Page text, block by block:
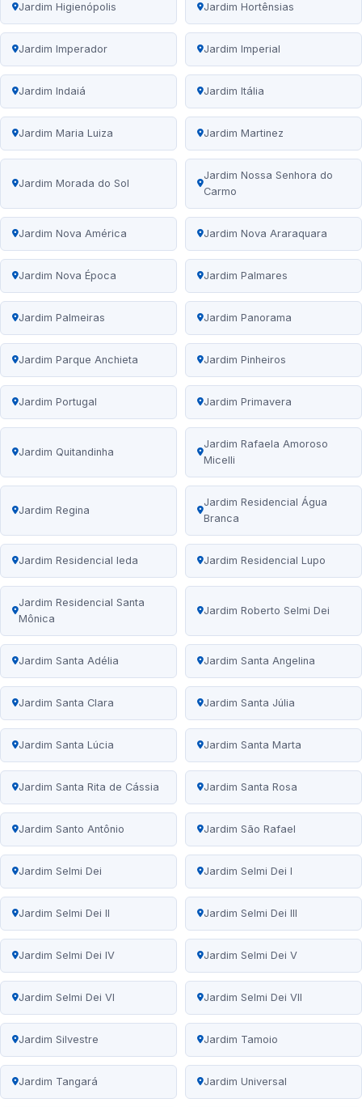
Jardim Higienópolis Jardim Hortênsias
Jardim Imperador Jardim Imperial
Jardim Indaiá Jardim Itália
Jardim Maria Luiza Jardim Martinez
Jardim Morada do Sol
Jardim Nossa Senhora do
Carmo
Jardim Nova América Jardim Nova Araraquara
Jardim Nova Época Jardim Palmares
Jardim Palmeiras Jardim Panorama
Jardim Parque Anchieta Jardim Pinheiros
Jardim Portugal Jardim Primavera
Jardim Quitandinha
Jardim Rafaela Amoroso
Micelli
Jardim Regina
Jardim Residencial Água
Branca
Jardim Residencial Ieda Jardim Residencial Lupo
Jardim Residencial Santa
Mônica
Jardim Roberto Selmi Dei
Jardim Santa Adélia Jardim Santa Angelina
Jardim Santa Clara Jardim Santa Júlia
Jardim Santa Lúcia Jardim Santa Marta
Jardim Santa Rita de Cássia Jardim Santa Rosa
Jardim Santo Antônio Jardim São Rafael
Jardim Selmi Dei Jardim Selmi Dei I
Jardim Selmi Dei II Jardim Selmi Dei III
Jardim Selmi Dei IV Jardim Selmi Dei V
Jardim Selmi Dei VI Jardim Selmi Dei VII
Jardim Silvestre Jardim Tamoio
Jardim Tangará Jardim Universal